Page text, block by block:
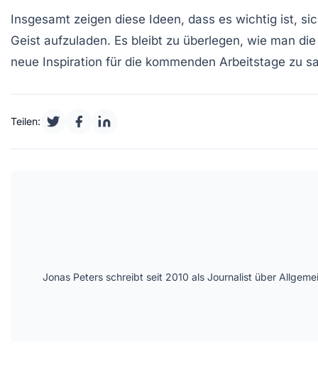
Insgesamt zeigen diese Ideen, dass es wichtig ist,
Geist aufzuladen. Es bleibt zu überlegen, wie man
neue Inspiration für die kommenden Arbeitstage zu
Teilen:
Jonas Peters schreibt seit 2010 als Journalist über